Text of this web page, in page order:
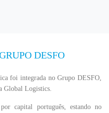
DESFO
foi integrada no Grupo DESFO,
Global Logistics.
capital português, estando no